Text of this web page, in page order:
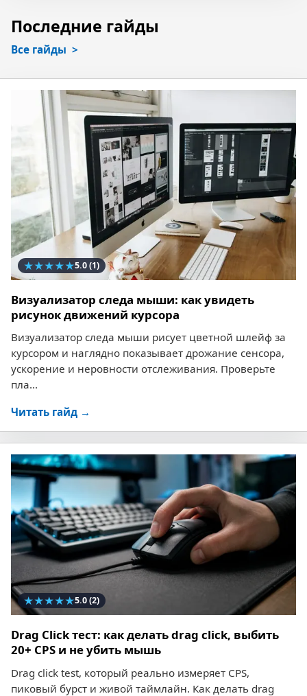
Последние гайды
Все гайды
★★★★★5.0(1)
Визуализатор следа мыши: как увидеть
рисунок движений курсора
Визуализатор следа мыши рисует цветной шлейф за
курсором и наглядно показывает дрожание сенсора,
ускорение и неровности отслеживания. Проверьте
пла...
Читать гайд →
★★★★★5.0(2)
Drag Click тест: как делать drag click, выбить
20+ CPS и не убить мышь
Drag click test, который реально измеряет CPS,
пиковый бурст и живой таймлайн. Как делать drag